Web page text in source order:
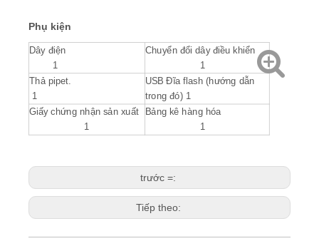
Phụ kiện
Dây điện
1
Chuyển đổi dây điều khiển
1
Thả pipet.
1
USB Đĩa flash (hướng dẫn
trong đó) 1
Giấy chứng nhận sản xuất
1
Bảng kê hàng hóa
1
trước =:
Tiếp theo: